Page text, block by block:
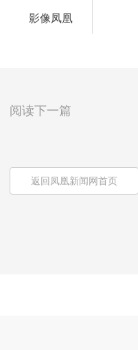
影像凤凰
阅读下一篇
返回凤凰新闻网首页